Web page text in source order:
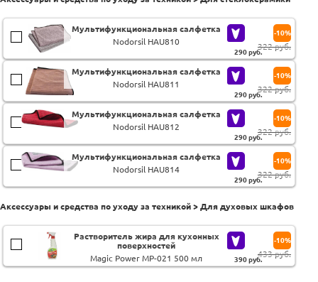
Мультифункциональная салфетка
Nodorsil HAU810
290руб.
322 руб.
-10%
Мультифункциональная салфетка
Nodorsil HAU811
290руб.
322 руб.
-10%
Мультифункциональная салфетка
Nodorsil HAU812
290руб.
322 руб.
-10%
Мультифункциональная салфетка
Nodorsil HAU814
290руб.
322 руб.
-10%
Аксессуары и средства по уходу за техникой > Для духовых шкафов
Растворитель жира для кухонных
поверхностей
Magic Power MP-021 500 мл
390руб.
433 руб.
-10%